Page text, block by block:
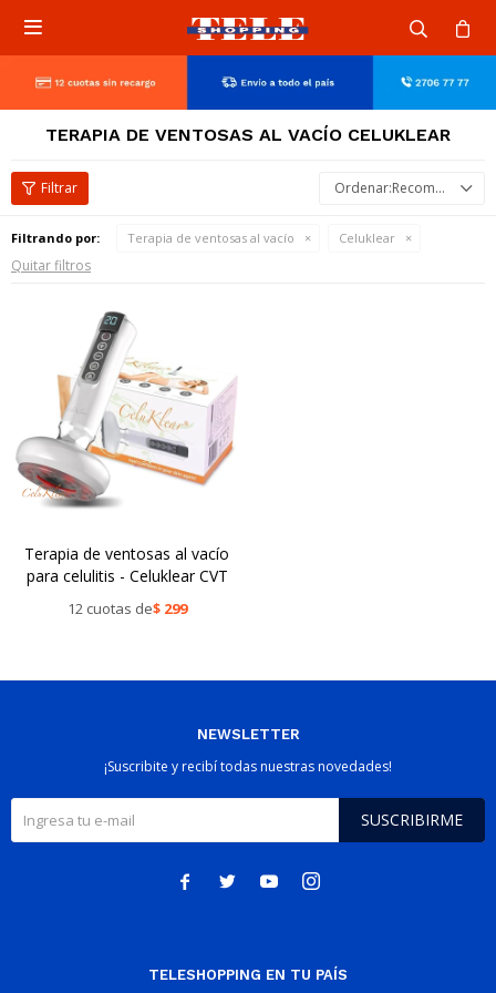

TERAPIA DE VENTOSAS AL VACÍO CELUKLEAR
Recomendados
Filtrando por: Terapia de ventosas al vacío Celuklear
Quitar filtros
Terapia de ventosas al vacío
para celulitis - Celuklear CVT
12 cuotas de$ 299
NEWSLETTER
¡Suscribite y recibí todas nuestras novedades!
SUSCRIBIRME
   
TELESHOPPING EN TU PAÍS